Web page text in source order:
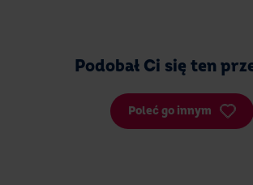
Podobał Ci się ten
Poleć go innym